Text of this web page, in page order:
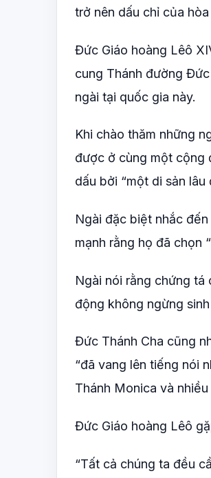
trở nên dấu chỉ của
Đức Giáo hoàng Lêô
cung Thánh đường
ngài tại quốc gia này.
Khi chào thăm những
được ở cùng một cộng
dấu bởi “một di sản
Ngài đặc biệt nhắc
mạnh rằng họ đã chọn
Ngài nói rằng chứng tá
động không ngừng
Đức Thánh Cha cũng
“đã vang lên tiếng nói
Thánh Monica và
Đức Giáo hoàng Lêô
“Tất cả chúng ta đều